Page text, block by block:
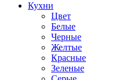
Кухни
Цвет
Белые
Черные
Желтые
Красные
Зеленые